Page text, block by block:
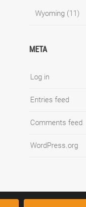
Wyoming (11)
META
Log in
Entries feed
Comments feed
WordPress.org